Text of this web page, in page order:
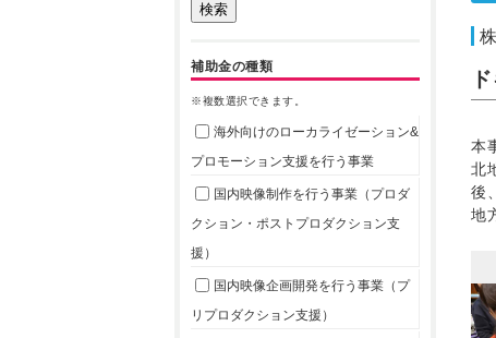
本
北
後
地
補助金の種類
※複数選択できます。
海外向けのローカライゼーション&
プロモーション支援を行う事業
国内映像制作を行う事業（プロダ
クション・ポストプロダクション支
援）
国内映像企画開発を行う事業（プ
リプロダクション支援）